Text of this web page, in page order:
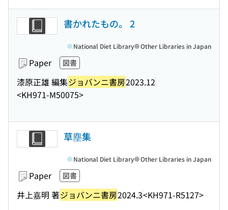
書かれたもの。 2
Paper 図書
漆原正雄 編集ジョバンニ書房2023.12
<KH971-M50075>
National Diet Library Other Libraries in Japan
草塵集
Paper 図書
井上嘉明 著ジョバンニ書房2024.3<KH971-R5127>
National Diet Library Other Libraries in Japan